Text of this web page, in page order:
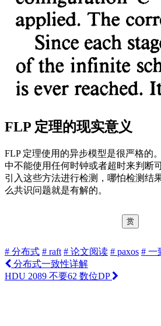
FLP 定理的现实意义
FLP 定理使用的异步模型是很严格的
中不能使用任何时钟或者超时来判断
引入这些方法进行检测，哪怕检测结
么共识问题就是有解的。
赏
# 分布式 # raft # 论文阅读 # paxos # 一
分布式一致性详解
HDU 2089 不要62 数位DP